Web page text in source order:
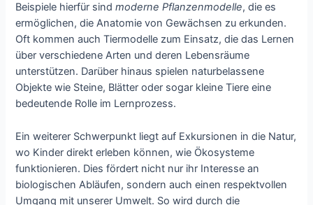
Beispiele hierfür sindmoderne Pflanzenmodelle, die es
ermöglichen, die Anatomie von Gewächsen zu erkunden.
Oft kommen auch Tiermodelle zum Einsatz, die das Lernen
über verschiedene Arten und deren Lebensräume
unterstützen. Darüber hinaus spielen naturbelassene
Objekte wie Steine, Blätter oder sogar kleine Tiere eine
bedeutende Rolle im Lernprozess.
Ein weiterer Schwerpunkt liegt auf Exkursionen in die Natur,
wo Kinder direkt erleben können, wie Ökosysteme
funktionieren. Dies fördert nicht nur ihr Interesse an
biologischen Abläufen, sondern auch einen respektvollen
Umgang mit unserer Umwelt. So wird durch die